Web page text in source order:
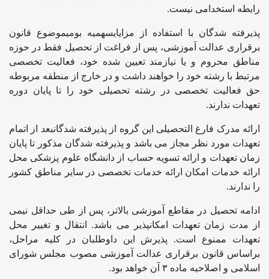
رابطه استخدامی نیست.
پذیرفته شدگان با استفاده از مزایایسهمیه بومیموضوع قانون
برقراری عدالت آموزشی، پس از فراغت از تحصیل فقط در حوزه
مناطق محروم و یا نیازمند تعیین شده خود، فعالیت تخصصی
مرتبط با رشته خود را خواهند داشت و در خارج از منطقه مربوطه
حق فعالیت تخصصی در رشته تحصیلی خود را تا پایان دوره
تعهدات ندارند.
ارائه مدرک فارغ التحصیلی این گروه از پذیرفته شدگانبعد از اتمام
تعهدات مورد نظر مجاز می باشد و پذیرفته شدگان مذکور تا پایان
زمان تعهدات و ارائه تسویه حساب از دانشگاه علوم پزشکی محل
ارائه خدمات امکان ارائه خدمات تخصصی در سایر مناطق کشور
را ندارند.
ادامه تحصیل در مقاطع آموزشی بالاتر، پس از طی حداقل نیمی
از مدت زمان تعهدات امکانپذیر می باشد. انتقال و تغییر محل
تعهدات ممنوع است. پذیرش این داوطلبان در کلیه مراحل،
براساس قانون برقراری عدالت آموزشی مصوب مجلس شورای
اسلامی و اصلاحیه ماده ۳ آن خواهد بود.